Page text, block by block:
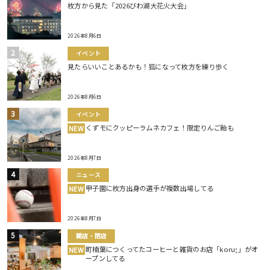
枚方から見た「2026びわ湖大花火大会」
2026年8月6日
イベント
見たらいいことあるかも！狐になって枚方を練り歩く
2026年8月6日
イベント
NEW くずモにクッピーラムネカフェ！限定りんご飴も
2026年8月7日
ニュース
NEW 甲子園に枚方出身の選手が複数出場してる
2026年8月7日
開店・閉店
NEW 町楠葉につくってたコーヒーと雑貨のお店「koru;」がオ
ープンしてる